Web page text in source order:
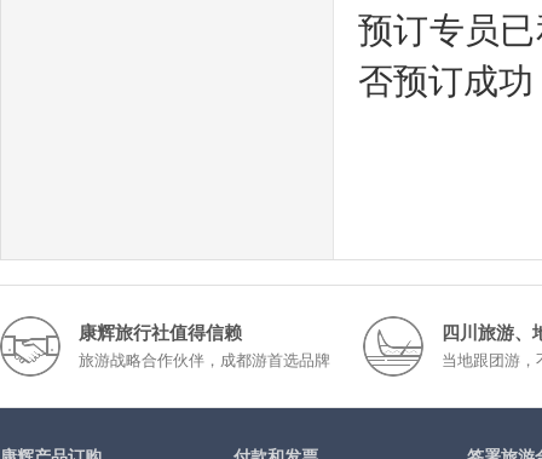
预订专员
否预订成
康辉旅行社值得信赖
旅游战略合作伙伴，成都游首选品牌
四川旅游、
当地跟团游，